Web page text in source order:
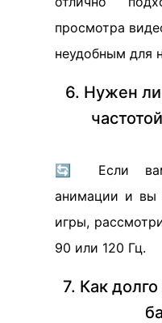
просмотра
неудобным для
6. Нужен
🔄 Если вам
анимации и вы
игры,
90 или 120 Гц.
7. Как